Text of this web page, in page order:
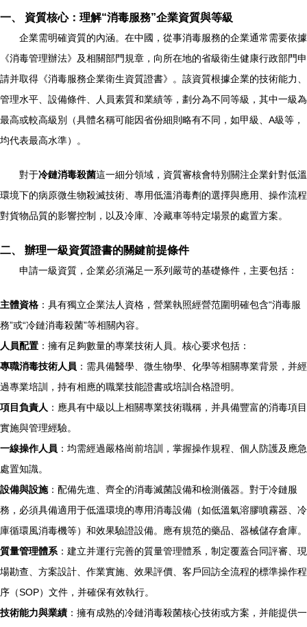
一、 資質核心：理解“消毒服務”企業資質與等級
企業需明確資質的內涵。在中國，從事消毒服務的企業通常需要依據
《消毒管理辦法》及相關部門規章，向所在地的省級衛生健康行政部門申
請并取得《消毒服務企業衛生資質證書》。該資質根據企業的技術能力、
管理水平、設備條件、人員素質和業績等，劃分為不同等級，其中一級為
最高或較高級別（具體名稱可能因省份細則略有不同，如甲級、A級等，
均代表最高水準）。
對于冷鏈消毒殺菌這一細分領域，資質審核會特別關注企業針對低溫
環境下的病原微生物殺滅技術、專用低溫消毒劑的選擇與應用、操作流程
對貨物品質的影響控制，以及冷庫、冷藏車等特定場景的處置方案。
二、 辦理一級資質證書的關鍵前提條件
申請一級資質，企業必須滿足一系列嚴苛的基礎條件，主要包括：
主體資格 ：具有獨立企業法人資格，營業執照經營范圍明確包含“消毒服
務”或“冷鏈消毒殺菌”等相關內容。
人員配置 ：擁有足夠數量的專業技術人員。核心要求包括：
專職消毒技術人員 ：需具備醫學、微生物學、化學等相關專業背景，并經
過專業培訓，持有相應的職業技能證書或培訓合格證明。
項目負責人 ：應具有中級以上相關專業技術職稱，并具備豐富的消毒項目
實施與管理經驗。
一線操作人員 ：均需經過嚴格崗前培訓，掌握操作規程、個人防護及應急
處置知識。
設備與設施：配備先進、齊全的消毒滅菌設備和檢測儀器。對于冷鏈服
務，必須具備適用于低溫環境的專用消毒設備（如低溫氣溶膠噴霧器、冷
庫循環風消毒機等）和效果驗證設備。應有規范的藥品、器械儲存倉庫。
質量管理體系 ：建立并運行完善的質量管理體系，制定覆蓋合同評審、現
場勘查、方案設計、作業實施、效果評價、客戶回訪全流程的標準操作程
序（SOP）文件，并確保有效執行。
技術能力與業績 ：擁有成熟的冷鏈消毒殺菌核心技術或方案，并能提供一